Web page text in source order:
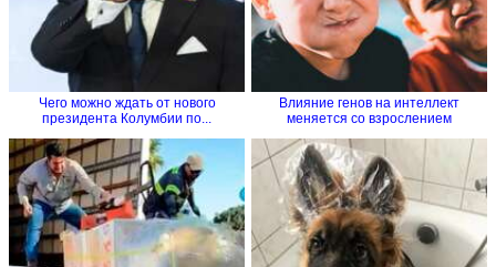
Чего можно ждать от нового
президента Колумбии по...
Влияние генов на интеллект
меняется со взрослением